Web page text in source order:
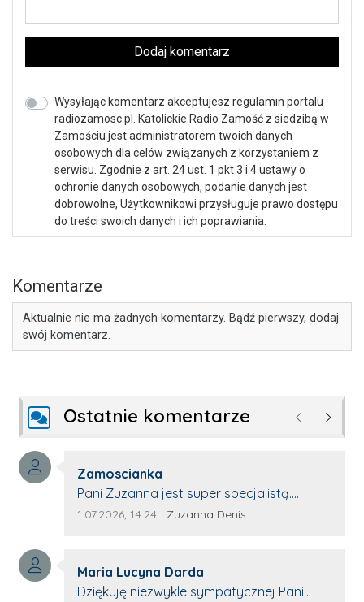
Dodaj komentarz
Wysyłając komentarz akceptujesz regulamin portalu
radiozamosc.pl. Katolickie Radio Zamość z siedzibą w
Zamościu jest administratorem twoich danych
osobowych dla celów związanych z korzystaniem z
serwisu. Zgodnie z art. 24 ust. 1 pkt 3 i 4 ustawy o
ochronie danych osobowych, podanie danych jest
dobrowolne, Użytkownikowi przysługuje prawo dostępu
do treści swoich danych i ich poprawiania.
Komentarze
Aktualnie nie ma żadnych komentarzy. Bądź pierwszy, dodaj
swój komentarz.
Ostatnie komentarze Poprzednie
Autor komentarza:
Zamoscianka
Treść komentarza:
Pani Zuzanna jest super specjalistą.
Korzystamy z moim pieskiem z jej pomocy
Data dodania komentarza:
1.07.2026, 14:24 Źródło komentarza:
Zuzanna Denis
Autor komentarza:
Maria Lucyna Darda
Treść komentarza:
Dziękuję niezwykle sympatycznej Pani